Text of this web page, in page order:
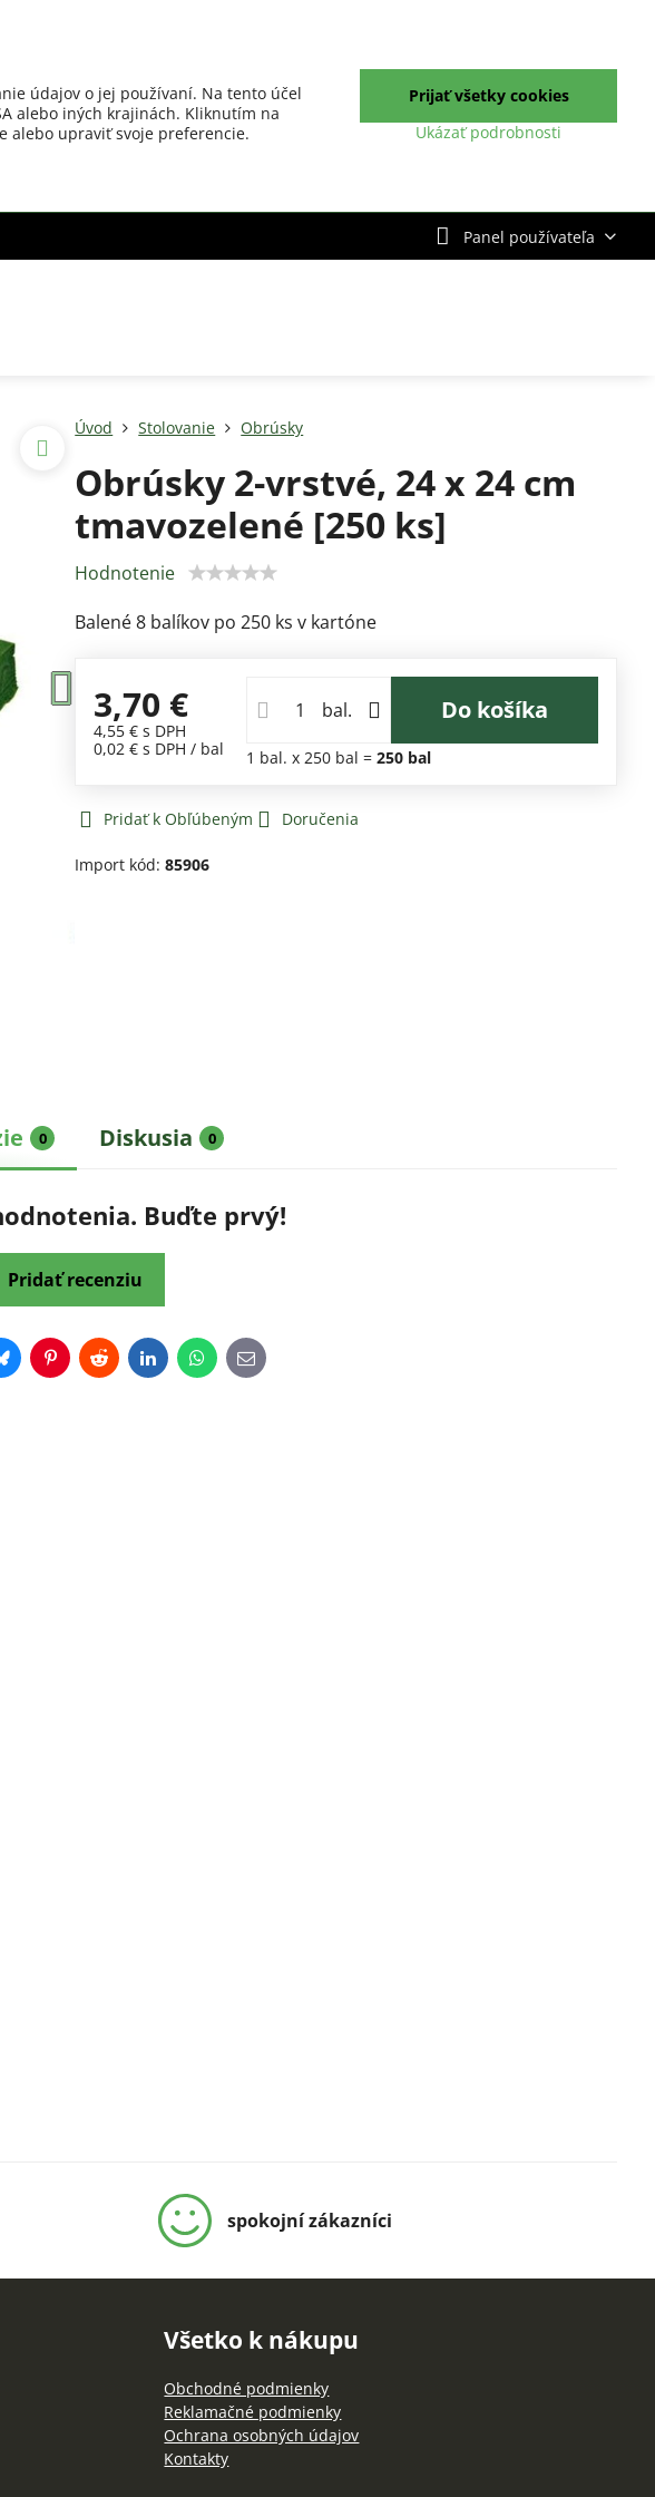
Panel používateľa
Úvod Stolovanie Obrúsky
Obrúsky 2-vrstvé, 24 x 24 cm
tmavozelené [250 ks]
Hodnotenie
Balené 8 balíkov po 250 ks v kartóne
3,70 €
4,55 €s DPH
0,02 € s DPH / bal
bal. Do košíka
1 bal.x 250 bal =250 bal
Pridať k Obľúbeným Doručenia
Import kód:85906
0 Diskusia 0
Buďte prvý!
Pridať recenziu
BlueskyPinterestRedditLinkedInWhatsApp
E-
mail
spokojní zákazníci
Všetko k nákupu
Obchodné podmienky
Reklamačné podmienky
Ochrana osobných údajov
Kontakty
údajov o jej používaní. Na tento účel
alebo iných krajinách. Kliknutím na
alebo upraviť svoje preferencie.
Ukázať podrobnosti
Prijať všetky cookies